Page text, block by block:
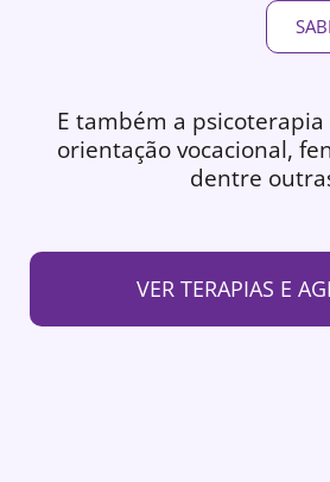
E também a psicoterapia
orientação vocacional,
dentre
VER TERAPIAS E